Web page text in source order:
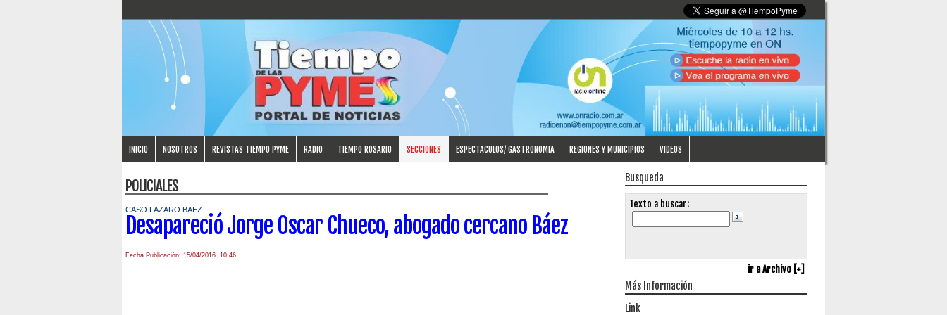
INICIO NOSOTROS REVISTAS TIEMPO PYME RADIO TIEMPO ROSARIO SECCIONES ESPECTACULOS/ GASTRONOMIA REGIONES Y MUNICIPIOS VIDEOS
POLICIALES
CASO LAZARO BAEZ
Desapareció Jorge Oscar Chueco, abogado cercano Báez
Fecha Publicación: 15/04/2016 10:46
Busqueda
Texto a buscar:
ir a Archivo [+]
Más Información
Link